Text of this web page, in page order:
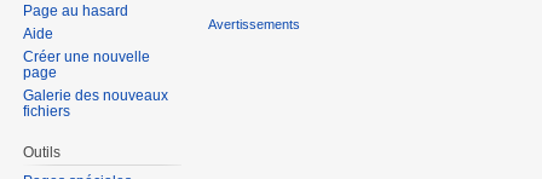
Page au hasard
Aide
Créer une nouvelle
page
Galerie des nouveaux
fichiers
Outils
Avertissements